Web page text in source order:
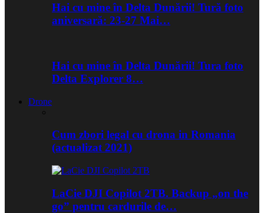
Hai cu mine în Delta Dunării! Tură foto
aniversară: 23-27 Mai…
Hai cu mine în Delta Dunării! Tura foto
Delta Explorer 8…
Drone
Cum zbori legal cu drona in Romania
(actualizat 2021)
LaCie DJI Copilot 2TB. Backup „on the
go” pentru cardurile de…